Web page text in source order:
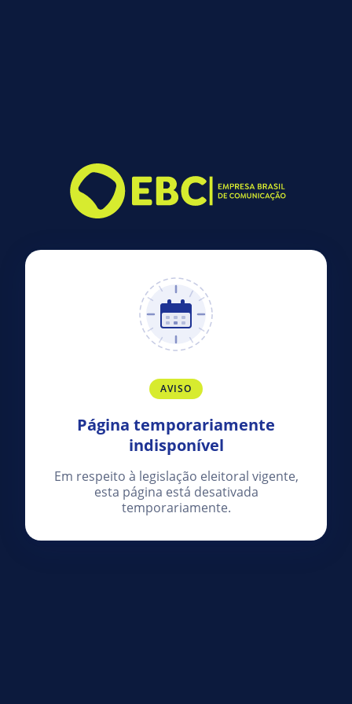
AVISO
Página temporariamente
indisponível
Em respeito à legislação eleitoral vigente,
esta página está desativada
temporariamente.